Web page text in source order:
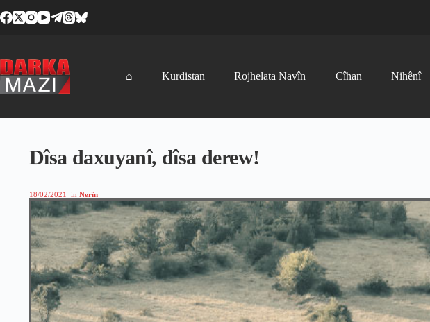
to
⌂ Kurdistan Rojhelata Navîn Cîhan Nihênî
Dîsa daxuyanî, dîsa derew!
18/02/2021 in Nerîn